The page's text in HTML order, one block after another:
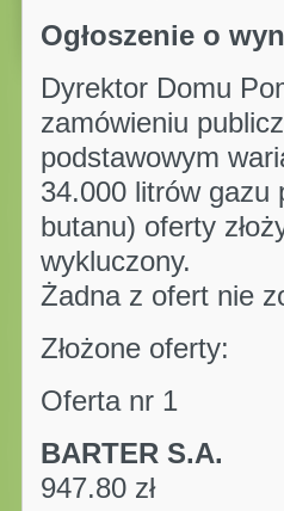
Ogłoszenie o
Dyrektor Domu
zamówieniu
podstawowym
34.000 litrów gazu
butanu) oferty
wykluczony.
Żadna z ofert nie
Złożone oferty:
Oferta nr 1
947.80 zł